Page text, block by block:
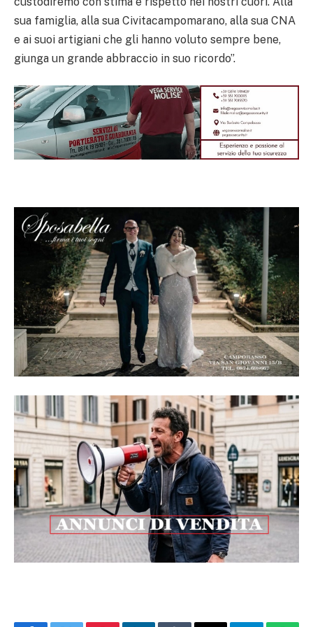
sua famiglia, alla sua Civitacampomarano, alla sua CNA
e ai suoi artigiani che gli hanno voluto sempre bene,
giunga un grande abbraccio in suo ricordo”.